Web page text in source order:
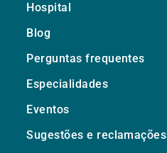
Hospital
Blog
Perguntas frequentes
Especialidades
Eventos
Sugestões e reclamações